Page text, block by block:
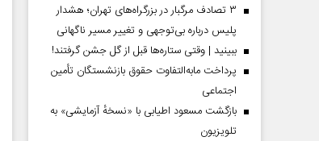
۳ تصادف مرگبار در بزرگراه‌های تهران؛ هشدار
پلیس درباره بی‌توجهی و تغییر مسیر ناگهانی
ببینید | وقتی ستاره‌ها قبل از گل جشن گرفتند!
پرداخت مابه‌التفاوت حقوق بازنشستگان تأمین
اجتماعی
بازگشت مسعود اطیابی با «نسخهٔ آزمایشی» به
تلویزیون